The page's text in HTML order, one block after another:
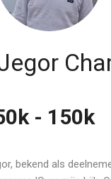
- 150k
bekend als